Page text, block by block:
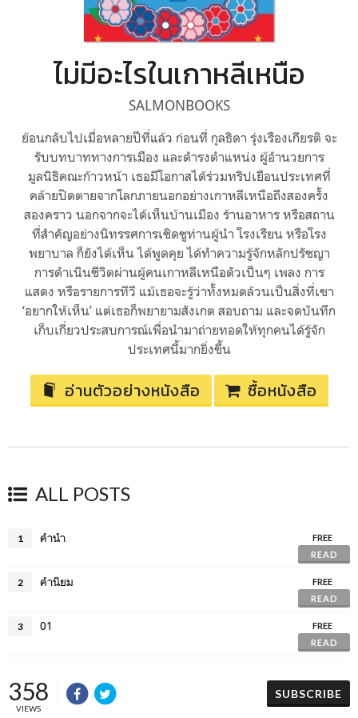
ไม่มีอะไรในเกาหลีเหนือ
SALMONBOOKS
ย้อนกลับไปเมื่อหลายปีที่แล้ว ก่อนที่ กุลธิดา รุ่งเรืองเกียรติ จะ
รับบทบาททางการเมือง และดำรงตำแหน่ง ผู้อำนวยการ
มูลนิธิคณะก้าวหน้า เธอมีโอกาสได้ร่วมทริปเยือนประเทศที่
คล้ายปิดตายจากโลกภายนอกอย่างเกาหลีเหนือถึงสองครั้ง
สองคราว นอกจากจะได้เห็นบ้านเมือง ร้านอาหาร หรือสถาน
ที่สำคัญอย่างนิทรรศการเชิดชูท่านผู้นำ โรงเรียน หรือโรง
พยาบาล ก็ยังได้เห็น ได้พูดคุย ได้ทำความรู้จักหลักปรัชญา
การดำเนินชีวิตผ่านผู้คนเกาหลีเหนือตัวเป็นๆ เพลง การ
แสดง หรือรายการทีวี แม้เธอจะรู้ว่าทั้งหมดล้วนเป็นสิ่งที่เขา
‘อยากให้เห็น’ แต่เธอก็พยายามสังเกต สอบถาม และจดบันทึก
เก็บเกี่ยวประสบการณ์เพื่อนำมาถ่ายทอดให้ทุกคนได้รู้จัก
ประเทศนี้มากยิ่งขึ้น
อ่านตัวอย่างหนังสือ ซื้อหนังสือ
ALL POSTS
1 คำนำ
FREE
READ
2 คำนิยม
FREE
READ
3 01
FREE
READ
358
VIEWS
SUBSCRIBE